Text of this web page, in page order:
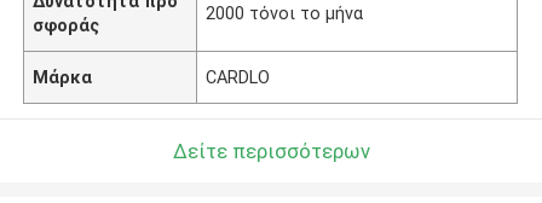
σφοράς
2000 τόνοι το μήνα
Μάρκα CARDLO
Δείτε περισσότερων